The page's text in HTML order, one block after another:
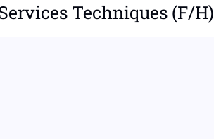
Techniques (F/H)